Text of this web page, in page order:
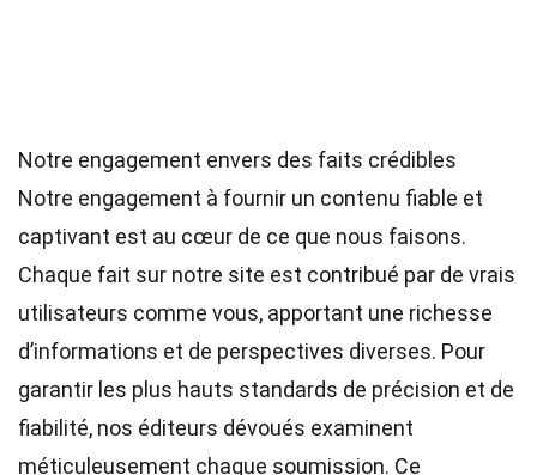
Notre engagement envers des faits crédibles
Notre engagement à fournir un contenu fiable et
captivant est au cœur de ce que nous faisons.
Chaque fait sur notre site est contribué par de vrais
utilisateurs comme vous, apportant une richesse
d’informations et de perspectives diverses. Pour
garantir les plus hauts standards de précision et de
fiabilité, nos éditeurs dévoués examinent
méticuleusement chaque soumission. Ce